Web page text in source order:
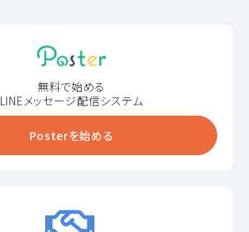
無料で始める
LINEメッセージ配信システム
Posterを始める